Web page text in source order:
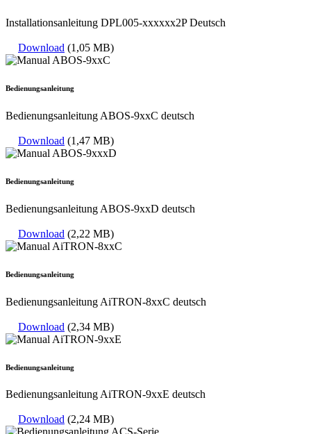
Installationsanleitung DPL005-xxxxxx2P Deutsch
Download (1,05 MB)
Bedienungsanleitung
Bedienungsanleitung ABOS-9xxC deutsch
Download (1,47 MB)
Bedienungsanleitung
Bedienungsanleitung ABOS-9xxD deutsch
Download (2,22 MB)
Bedienungsanleitung
Bedienungsanleitung AiTRON-8xxC deutsch
Download (2,34 MB)
Bedienungsanleitung
Bedienungsanleitung AiTRON-9xxE deutsch
Download (2,24 MB)